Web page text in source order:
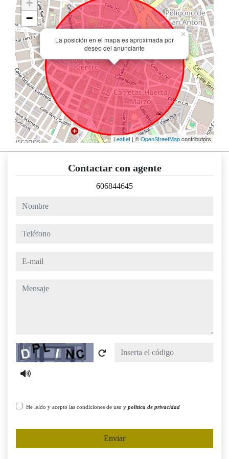
La posición en el mapa es aproximada por
deseo del anunciante
×
+
−
Leaflet | ©OpenStreetMapcontributors
Contactar con agente
606844645
nombre
teléfono
e-mail
mensaje
Captcha
He leído y acepto las condiciones de uso y política de privacidad
Enviar